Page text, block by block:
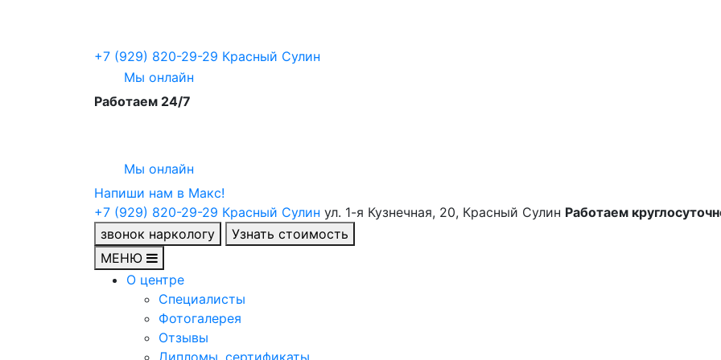
+7 (929) 820-29-29 Красный Сулин
Мы онлайн
Работаем 24/7
Мы онлайн
Напиши нам в Maкс!
+7 (929) 820-29-29 Красный Сулин ул. 1-я Кузнечная, 20, Красный Сулин Работаем
звонок наркологу
Узнать стоимость
МЕНЮ
О центре
Специалисты
Фотогалерея
Отзывы
Дипломы, сертификаты